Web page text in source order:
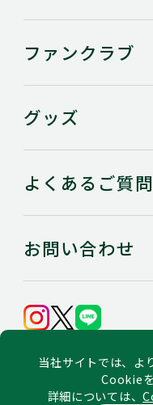
当社サイトでは、よ
Cookieを
詳細については、
ファンクラブ
グッズ
よくあるご質問
お問い合わせ
個人情報の保護に関するス
ご利用にあたってのお願い
ソーシャルメディア公式